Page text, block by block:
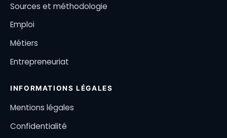
Sources et méthodologie
Emploi
Métiers
Entrepreneuriat
INFORMATIONS LÉGALES
Mentions légales
Confidentialité